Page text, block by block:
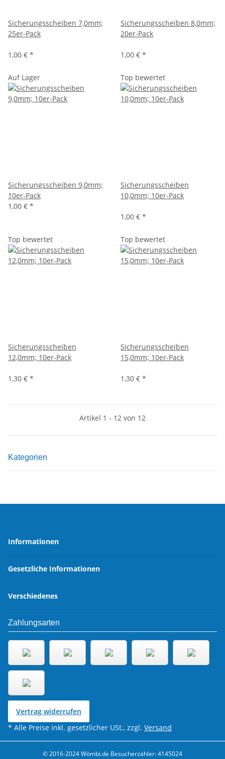
Sicherungsscheiben 7,0mm;
25er-Pack
1,00 € *
Sicherungsscheiben 8,0mm;
20er-Pack
1,00 € *
Auf Lager
Sicherungsscheiben 9,0mm;
10er-Pack
1,00 € *
Top bewertet
Sicherungsscheiben
10,0mm; 10er-Pack
1,00 € *
Top bewertet
Sicherungsscheiben
12,0mm; 10er-Pack
1,30 € *
Top bewertet
Sicherungsscheiben
15,0mm; 10er-Pack
1,30 € *
Artikel 1 - 12 von 12
Kategorien
Informationen
Gesetzliche Informationen
Verschiedenes
Zahlungsarten
Vertrag widerrufen
* Alle Preise inkl. gesetzlicher USt., zzgl. Versand
© 2016-2024 Wömbi.de Besucherzähler: 4145024